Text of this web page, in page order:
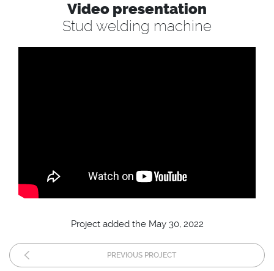
Video presentation
Stud welding machine
Project added the May 30, 2022
PREVIOUS PROJECT